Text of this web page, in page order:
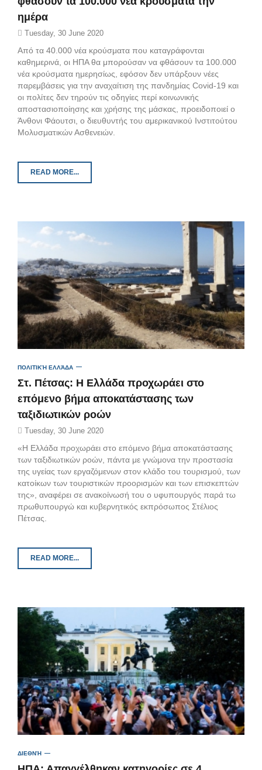
ημέρα
Tuesday, 30 June 2020
Από τα 40.000 νέα κρούσματα που καταγράφονται
καθημερινά, οι ΗΠΑ θα μπορούσαν να φθάσουν τα 100.000
νέα κρούσματα ημερησίως, εφόσον δεν υπάρξουν νέες
παρεμβάσεις για την αναχαίτιση της πανδημίας Covid-19 και
οι πολίτες δεν τηρούν τις οδηγίες περί κοινωνικής
αποστασιοποίησης και χρήσης της μάσκας, προειδοποιεί ο
Άνθονι Φάουτσι, ο διευθυντής του αμερικανικού Ινστιτούτου
Μολυσματικών Ασθενειών.
READ MORE...
ΠΟΛΙΤΙΚΉ ΕΛΛΆΔΑ
Στ. Πέτσας: Η Ελλάδα προχωράει στο
επόμενο βήμα αποκατάστασης των
ταξιδιωτικών ροών
Tuesday, 30 June 2020
«Η Ελλάδα προχωράει στο επόμενο βήμα αποκατάστασης
των ταξιδιωτικών ροών, πάντα με γνώμονα την προστασία
της υγείας των εργαζόμενων στον κλάδο του τουρισμού, των
κατοίκων των τουριστικών προορισμών και των επισκεπτών
της», αναφέρει σε ανακοίνωσή του ο υφυπουργός παρά τω
πρωθυπουργώ και κυβερνητικός εκπρόσωπος Στέλιος
Πέτσας.
READ MORE...
ΔΙΕΘΝΉ